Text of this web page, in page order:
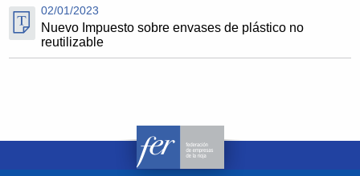
02/01/2023
Nuevo Impuesto sobre envases de plástico no
reutilizable